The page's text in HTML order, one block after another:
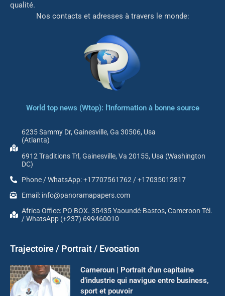
qualité.
Nos contacts et adresses à travers le monde:
World top news (Wtop): l'Information à bonne source
6235 Sammy Dr, Gainesville, Ga 30506, Usa
(Atlanta)
6912 Traditions Trl, Gainesville, Va 20155, Usa (Washington
DC)
Phone / WhatsApp: +17707561762 / +17035012817
Email: info@panoramapapers.com
Africa Office: PO BOX. 35435 Yaoundé-Bastos, Cameroon Tél.
/ WhatsApp (+237) 699460010
Trajectoire / Portrait / Evocation
Cameroun | Portrait d’un capitaine
d’industrie qui navigue entre business,
sport et pouvoir